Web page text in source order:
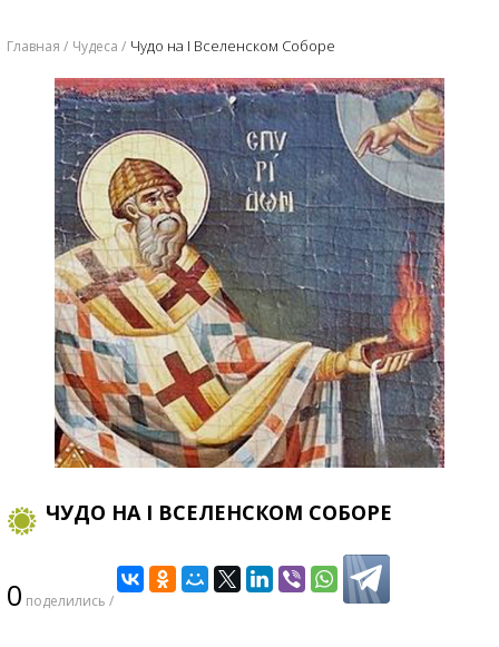
Главная Чудеса Чудо на I Вселенском Соборе
ЧУДО НА I ВСЕЛЕНСКОМ СОБОРЕ
0 поделились /